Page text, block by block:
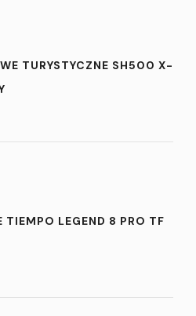
TURYSTYCZNE SH500 X-
TIEMPO LEGEND 8 PRO TF